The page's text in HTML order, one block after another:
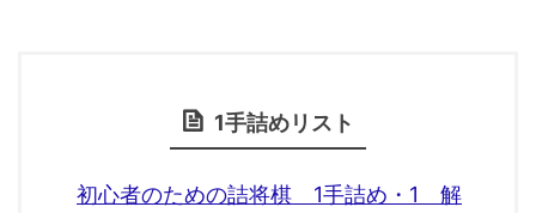
1手詰めリスト
初心者のための詰将棋 1手詰め・1 解